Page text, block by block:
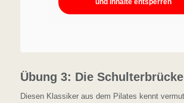
und Inhalte entsperren
Übung 3: Die Schulterbrücke
Diesen Klassiker aus dem Pilates kennt